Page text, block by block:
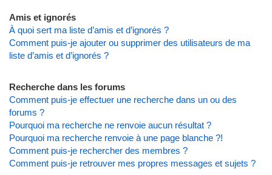
Amis et ignorés
À quoi sert ma liste d’amis et d’ignorés ?
Comment puis-je ajouter ou supprimer des utilisateurs de ma
liste d’amis et d’ignorés ?
Recherche dans les forums
Comment puis-je effectuer une recherche dans un ou des
forums ?
Pourquoi ma recherche ne renvoie aucun résultat ?
Pourquoi ma recherche renvoie à une page blanche ?!
Comment puis-je rechercher des membres ?
Comment puis-je retrouver mes propres messages et sujets ?